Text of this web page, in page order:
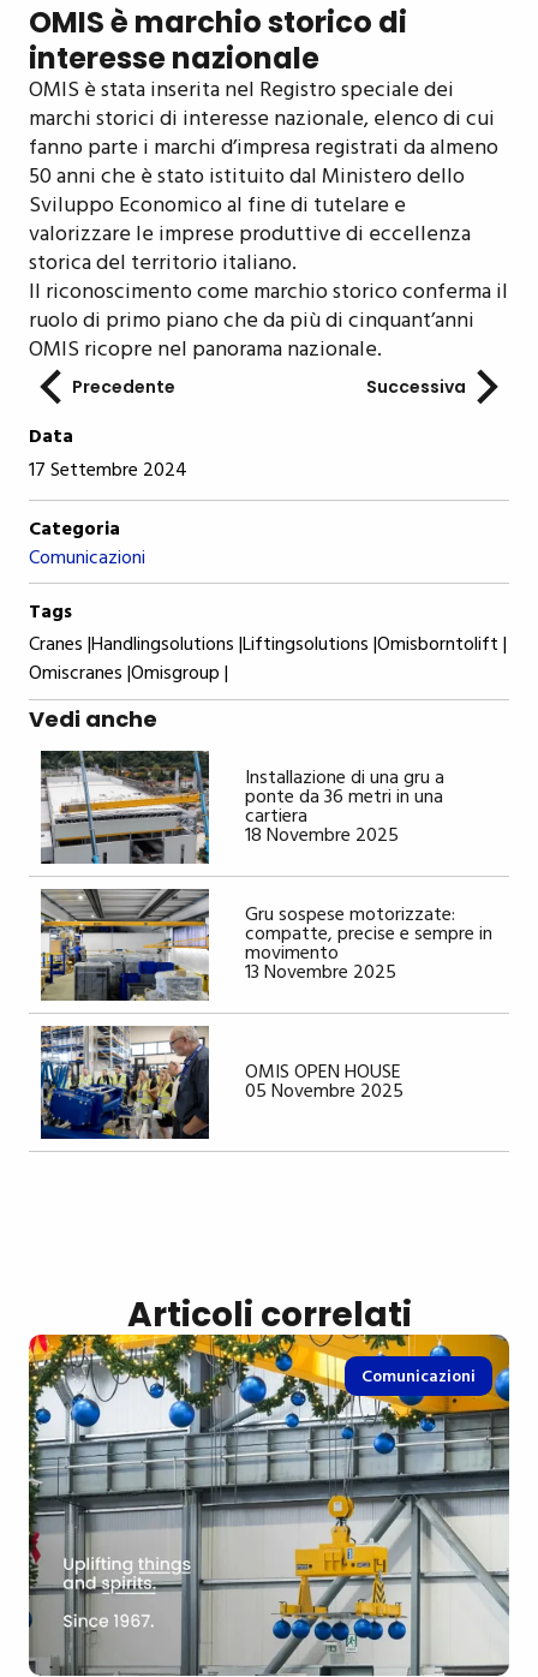
Data
17 Settembre 2024
Categoria
Comunicazioni
Tags
Cranes |Handlingsolutions |Liftingsolutions |Omisborntolift |
Omiscranes |Omisgroup |
Vedi anche
Installazione di una gru a
ponte da 36 metri in una
cartiera
18 Novembre 2025
Gru sospese motorizzate:
compatte, precise e sempre in
movimento
13 Novembre 2025
OMIS OPEN HOUSE
05 Novembre 2025
OMIS è marchio storico di
interesse nazionale
OMIS è stata inserita nel Registro speciale dei
marchi storici di interesse nazionale, elenco di cui
fanno parte i marchi d’impresa registrati da almeno
50 anni che è stato istituito dal Ministero dello
Sviluppo Economico al fine di tutelare e
valorizzare le imprese produttive di eccellenza
storica del territorio italiano.
Il riconoscimento come marchio storico conferma il
ruolo di primo piano che da più di cinquant’anni
OMIS ricopre nel panorama nazionale.
Precedente Successiva
Articoli correlati
Comunicazioni